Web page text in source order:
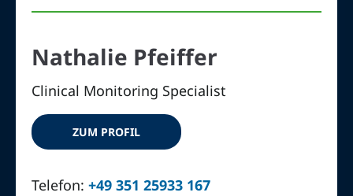
Nathalie Pfeiffer
Clinical Monitoring Specialist
ZUM PROFIL
Telefon:+49 351 25933 167